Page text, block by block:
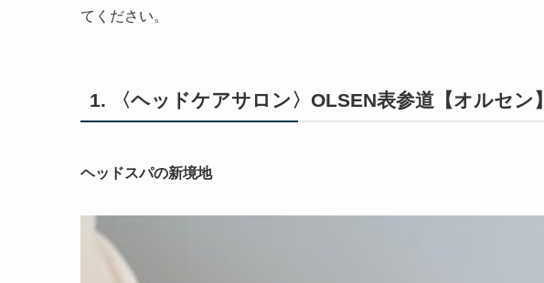
てください。
1. 〈ヘッドケアサロン〉OLSEN表参道【オルセン】
ヘッドスパの新境地